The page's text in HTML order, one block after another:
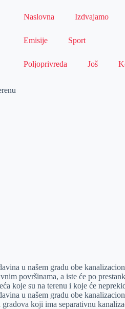
Naslovna Izdvajamo
Emisije Sport
Poljoprivreda Još
u našem gradu obe
površinama, a iste će po
koje su na terenu i koje će
u našem gradu obe
koji ima separativnu